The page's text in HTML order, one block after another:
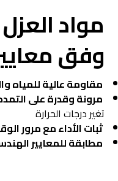
مواد
وفق
مقاومة عالية للمياه
مرونة وقدرة على
تغير درجات الحرارة
ثبات الأداء مع مرور
مطابقة للمعايير